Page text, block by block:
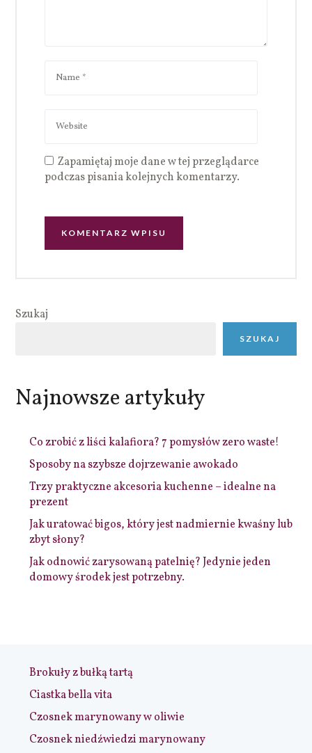
Zapamiętaj moje dane w tej przeglądarce
podczas pisania kolejnych komentarzy.
Szukaj
SZUKAJ
Najnowsze artykuły
Co zrobić z liści kalafiora? 7 pomysłów zero waste!
Sposoby na szybsze dojrzewanie awokado
Trzy praktyczne akcesoria kuchenne – idealne na
prezent
Jak uratować bigos, który jest nadmiernie kwaśny lub
zbyt słony?
Jak odnowić zarysowaną patelnię? Jedynie jeden
domowy środek jest potrzebny.
Brokuły z bułką tartą
Ciastka bella vita
Czosnek marynowany w oliwie
Czosnek niedźwiedzi marynowany